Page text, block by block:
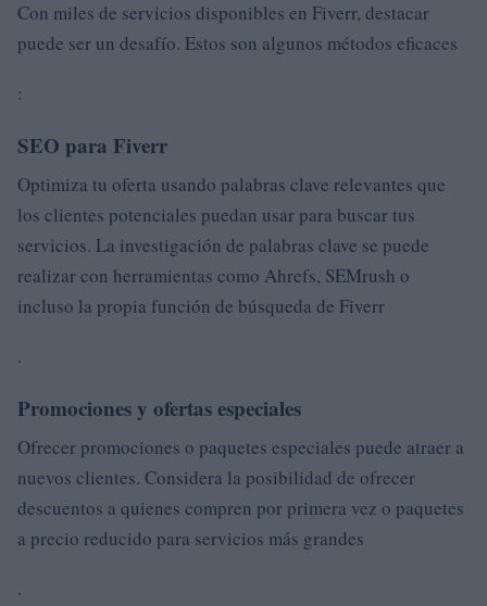
Con miles de servicios disponibles en Fiverr, destacar
puede ser un desafío. Estos son algunos métodos eficaces
:
SEO para Fiverr
Optimiza tu oferta usando palabras clave relevantes que
los clientes potenciales puedan usar para buscar tus
servicios. La investigación de palabras clave se puede
realizar con herramientas como Ahrefs, SEMrush o
incluso la propia función de búsqueda de Fiverr
.
Promociones y ofertas especiales
Ofrecer promociones o paquetes especiales puede atraer a
nuevos clientes. Considera la posibilidad de ofrecer
descuentos a quienes compren por primera vez o paquetes
a precio reducido para servicios más grandes
.